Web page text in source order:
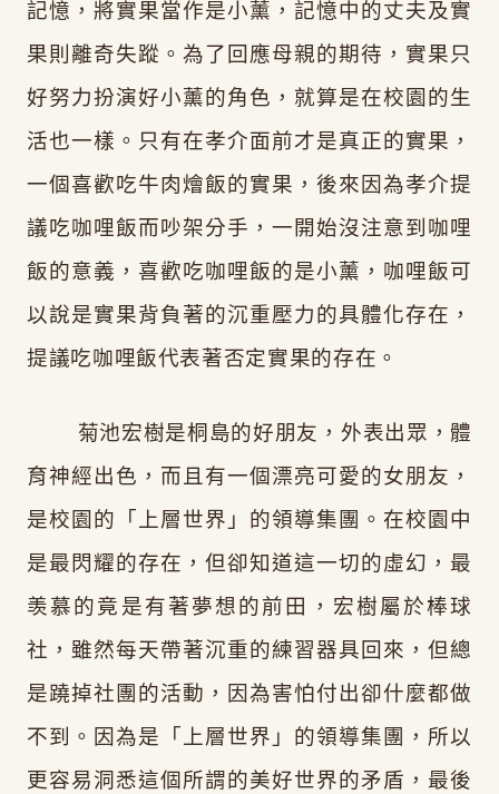
記憶，將實果當作是小薰，記憶中的丈夫及實
果則離奇失蹤。為了回應母親的期待，實果只
好努力扮演好小薰的角色，就算是在校園的生
活也一樣。只有在孝介面前才是真正的實果，
一個喜歡吃牛肉燴飯的實果，後來因為孝介提
議吃咖哩飯而吵架分手，一開始沒注意到咖哩
飯的意義，喜歡吃咖哩飯的是小薰，咖哩飯可
以說是實果背負著的沉重壓力的具體化存在，
提議吃咖哩飯代表著否定實果的存在。
菊池宏樹是桐島的好朋友， 外表出眾，體
育神經出色，而且有一個漂亮可愛的女朋友，
是校園的「上層世界」的領導集團。在校園中
是最閃耀的存在，但卻知道這一切的虛幻，最
羡慕的竟是有著夢想的前田， 宏樹屬於棒球
社，雖然每天帶著沉重的練習器具回來，但總
是蹺掉社團的活動，因為害怕付出卻什麼都做
不到。因為是「上層世界」的領導集團，所以
更容易洞悉這個所謂的美好世界的矛盾，最後